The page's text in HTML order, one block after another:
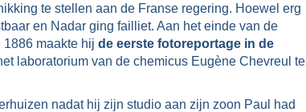
te stellen aan de Franse regering. Hoewel erg
en Nadar ging failliet. Aan het einde van de
1886 maakte hij de eerste fotoreportage in de
laboratorium van de chemicus Eugène Chevreul te
nadat hij zijn studio aan zijn zoon Paul had